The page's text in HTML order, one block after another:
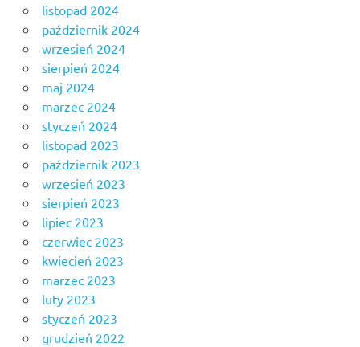
listopad 2024
październik 2024
wrzesień 2024
sierpień 2024
maj 2024
marzec 2024
styczeń 2024
listopad 2023
październik 2023
wrzesień 2023
sierpień 2023
lipiec 2023
czerwiec 2023
kwiecień 2023
marzec 2023
luty 2023
styczeń 2023
grudzień 2022